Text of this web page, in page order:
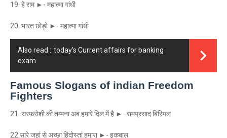
19. हे राम ►- महात्मा गांधी
20. भारत छोड़ो ►- महात्मा गांधी
Also read : today's Current affairs for banking
exam
Famous Slogans of indian Freedom
Fighters
21. सरफरोशी की तम्मना अब हमारे दिल में है ►- रामप्रसाद बिस्मिल
22.सारे जहां से अच्छा हिंदोस्तां हमारा ►- इकबाल